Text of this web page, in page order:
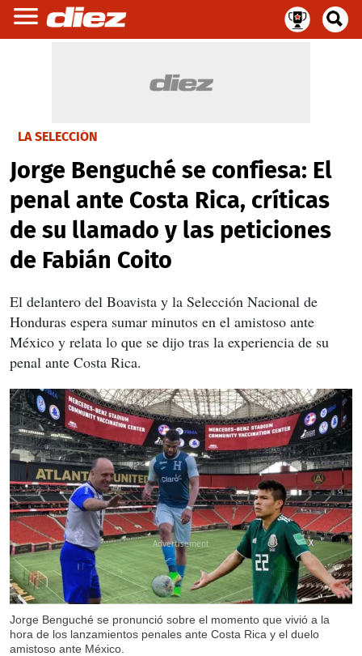
LA SELECCIÓN
Jorge Benguché se confiesa: El
penal ante Costa Rica, críticas
de su llamado y las peticiones
de Fabián Coito
El delantero del Boavista y la Selección Nacional de
Honduras espera sumar minutos en el amistoso ante
México y relata lo que se dijo tras la experiencia de su
penal ante Costa Rica.
Jorge Benguché se pronunció sobre el momento que vivió a la
hora de los lanzamientos penales ante Costa Rica y el duelo
amistoso ante México.
X